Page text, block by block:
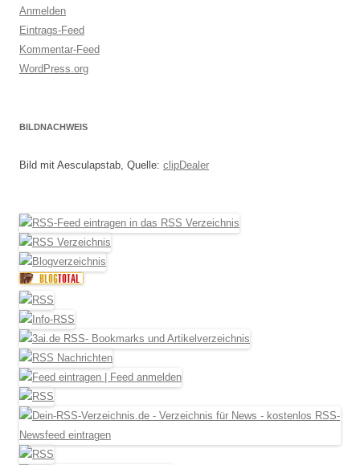
Anmelden
Eintrags-Feed
Kommentar-Feed
WordPress.org
BILDNACHWEIS
Bild mit Aesculapstab, Quelle: clipDealer